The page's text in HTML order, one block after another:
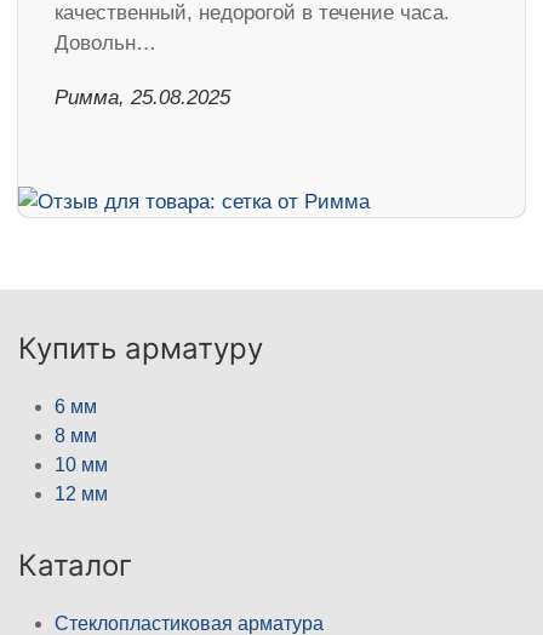
качественный, недорогой в течение часа.
Довольн…
Римма, 25.08.2025
Купить арматуру
6 мм
8 мм
10 мм
12 мм
Каталог
Стеклопластиковая арматура